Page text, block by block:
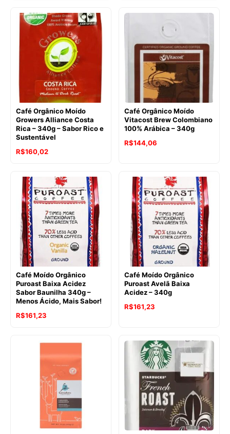
era:
é:
R$174,35.
original
atual
R$154,56.
Café Orgânico Moído
Growers Alliance Costa
Rica – 340g – Sabor Rico e
Sustentável
O
original
era:
R$172,78.
R$160,02O
atual
é:
R$160,02.
Café Orgânico Moído
Vitacost Brew Colombiano
100% Arábica – 340g
R$144,06
Café Moído Orgânico
Puroast Baixa Acidez
Sabor Baunilha 340g –
Menos Ácido, Mais Sabor!
O
original
R$161,23
atual
é:
R$161,23.
Café Moído Orgânico
Puroast Avelã Baixa
Acidez – 340g
O
R$198,29.
R$161,23
é:
R$161,23.